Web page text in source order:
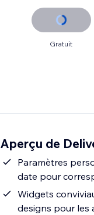
Gratuit
Aperçu de
Paramètres
date pour
Widgets
designs pour les